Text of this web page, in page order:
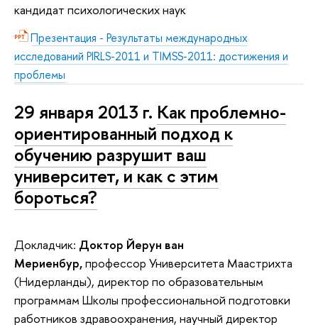
кандидат психологических наук
Презентация - Результаты международных
исследований PIRLS-2011 и TIMSS-2011: достижения и
проблемы
29 января 2013 г. Как проблемно-
ориентированный подход к
обучению разрушит ваш
университет, и как с этим
бороться?
Докладчик: Доктор Йерун ван
Мериенбур,профессор Университета Маастрихта
(Нидерланды), директор по образовательным
программам Школы профессиональной подготовки
работников здравоохранения, научный директор